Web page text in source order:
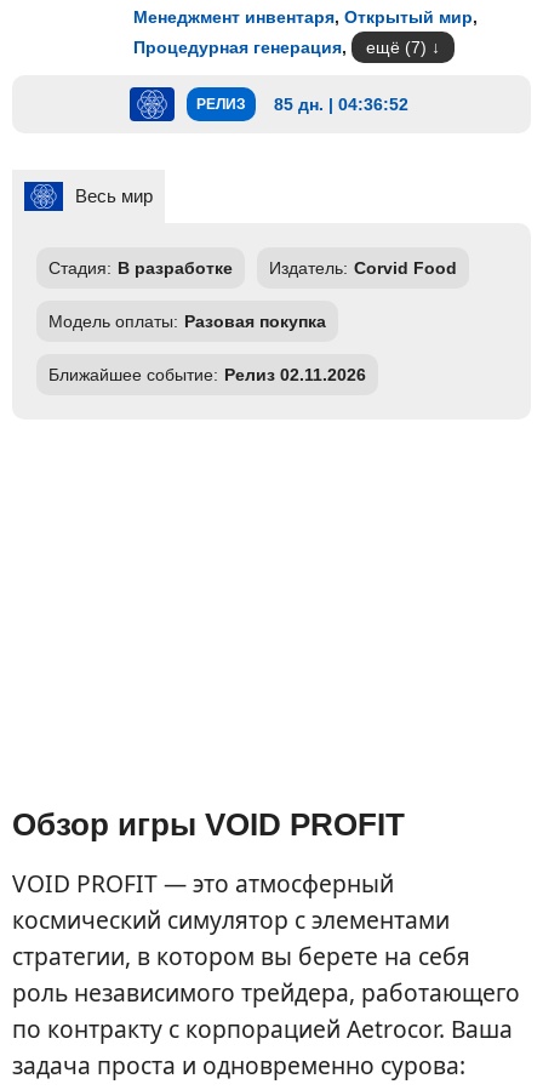
Менеджмент инвентаря, Открытый мир,
Процедурная генерация, ещё (7)
РЕЛИЗ 85 дн. | 04:36:51
Весь мир
Стадия: В разработке Издатель: Corvid Food
Модель оплаты: Разовая покупка
Ближайшее событие: Релиз 02.11.2026
Обзор игры VOID PROFIT
VOID PROFIT — это атмосферный
космический симулятор с элементами
стратегии, в котором вы берете на себя
роль независимого трейдера, работающего
по контракту с корпорацией Aetrocor. Ваша
задача проста и одновременно сурова: